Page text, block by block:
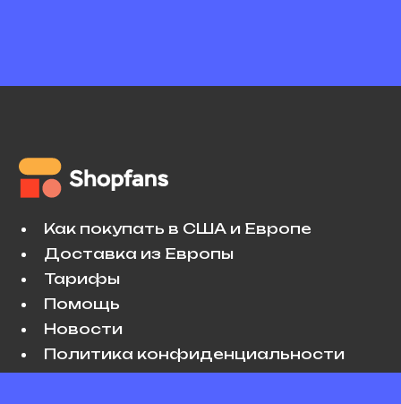
Как покупать в США и Европе
Доставка из Европы
Тарифы
Помощь
Новости
Политика конфиденциальности